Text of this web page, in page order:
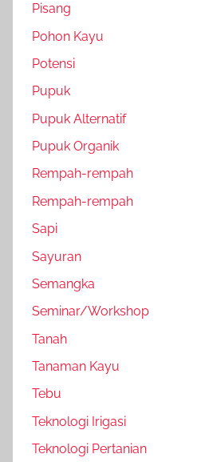
Pisang
Pohon Kayu
Potensi
Pupuk
Pupuk Alternatif
Pupuk Organik
Rempah-rempah
Rempah-rempah
Sapi
Sayuran
Semangka
Seminar/Workshop
Tanah
Tanaman Kayu
Tebu
Teknologi Irigasi
Teknologi Pertanian